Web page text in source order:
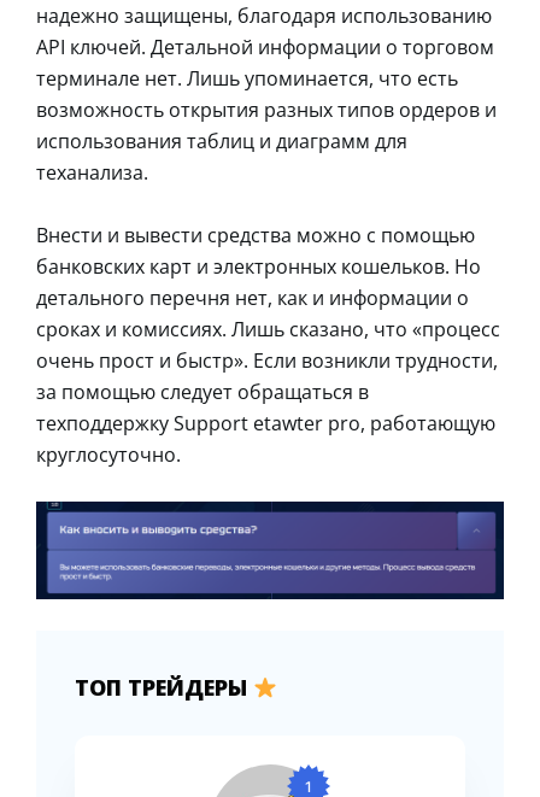
надежно защищены, благодаря использованию
API ключей. Детальной информации о торговом
терминале нет. Лишь упоминается, что есть
возможность открытия разных типов ордеров и
использования таблиц и диаграмм для
теханализа.
Внести и вывести средства можно с помощью
банковских карт и электронных кошельков. Но
детального перечня нет, как и информации о
сроках и комиссиях. Лишь сказано, что «процесс
очень прост и быстр». Если возникли трудности,
за помощью следует обращаться в
техподдержку Support etawter pro, работающую
круглосуточно.
ТОП ТРЕЙДЕРЫ
1